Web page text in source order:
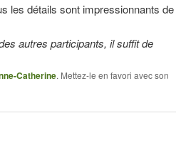
les détails sont impressionnants de
autres participants, il suffit de
Catherine. Mettez-le en favori avec son